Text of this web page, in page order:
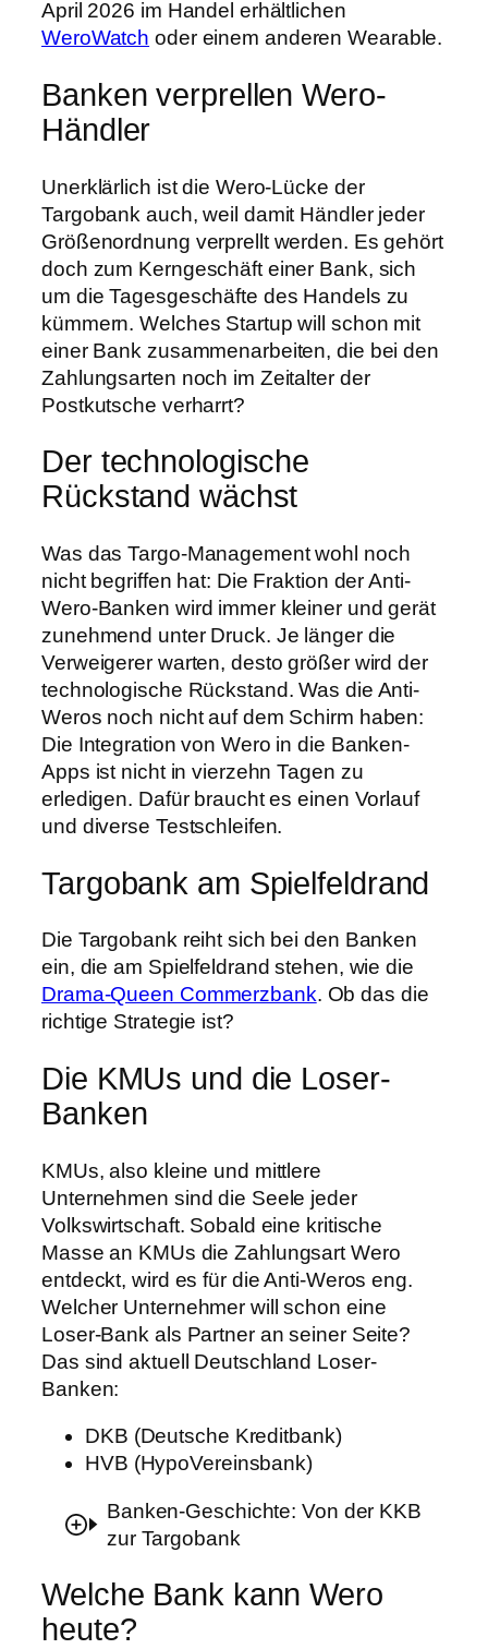
April 2026 im Handel erhältlichen
WeroWatch oder einem anderen Wearable.
Banken verprellen Wero-
Händler
Unerklärlich ist die Wero-Lücke der
Targobank auch, weil damit Händler jeder
Größenordnung verprellt werden. Es gehört
doch zum Kerngeschäft einer Bank, sich
um die Tagesgeschäfte des Handels zu
kümmern. Welches Startup will schon mit
einer Bank zusammenarbeiten, die bei den
Zahlungsarten noch im Zeitalter der
Postkutsche verharrt?
Der technologische
Rückstand wächst
Was das Targo-Management wohl noch
nicht begriffen hat: Die Fraktion der Anti-
Wero-Banken wird immer kleiner und gerät
zunehmend unter Druck. Je länger die
Verweigerer warten, desto größer wird der
technologische Rückstand. Was die Anti-
Weros noch nicht auf dem Schirm haben:
Die Integration von Wero in die Banken-
Apps ist nicht in vierzehn Tagen zu
erledigen. Dafür braucht es einen Vorlauf
und diverse Testschleifen.
Targobank am Spielfeldrand
Die Targobank reiht sich bei den Banken
ein, die am Spielfeldrand stehen, wie die
Drama-Queen Commerzbank. Ob das die
richtige Strategie ist?
Die KMUs und die Loser-
Banken
KMUs, also kleine und mittlere
Unternehmen sind die Seele jeder
Volkswirtschaft. Sobald eine kritische
Masse an KMUs die Zahlungsart Wero
entdeckt, wird es für die Anti-Weros eng.
Welcher Unternehmer will schon eine
Loser-Bank als Partner an seiner Seite?
Das sind aktuell Deutschland Loser-
Banken:
DKB (Deutsche Kreditbank)
HVB (HypoVereinsbank)
Banken-Geschichte: Von der KKB
zur Targobank
Welche Bank kann Wero
heute?